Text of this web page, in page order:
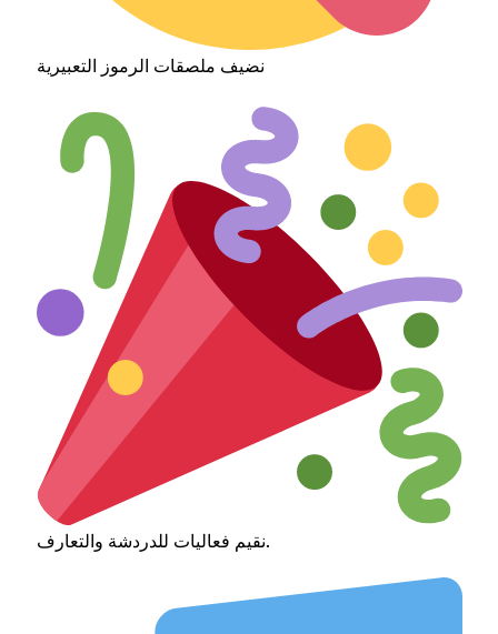
نضيف ملصقات الرموز التعبيرية
نقيم فعاليات للدردشة والتعارف.